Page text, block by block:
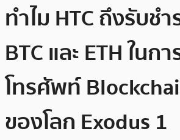
ทำไม HTC ถึงรับชำ
BTC และ ETH ในก
โทรศัพท์
ของโลก Exodus 1